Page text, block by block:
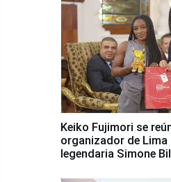
Keiko Fujimori se
organizador de Lima
legendaria Simone